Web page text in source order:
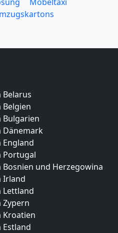
Bulgarien
Dänemark
Portugal
und Herzegowina
Irland
Lettland
Zypern
Kroatien